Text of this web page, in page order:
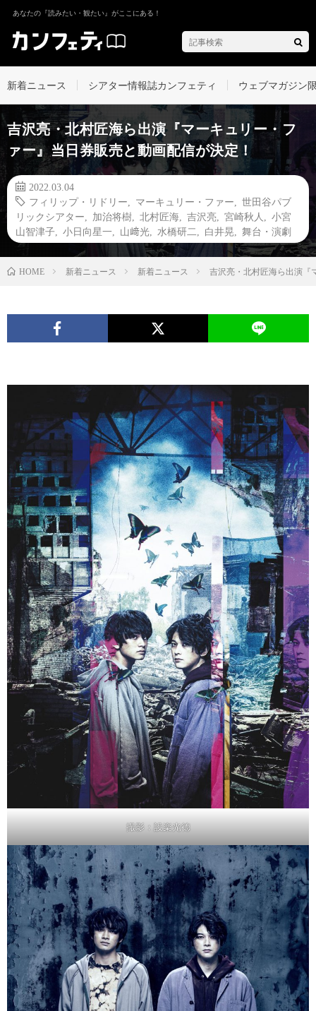
あなたの『読みたい・観たい』がここにある！
新着ニュース シアター情報誌カンフェティ ウェブマガジン
吉沢亮・北村匠海ら出演『マーキュリー・フ
ァー』当日券販売と動画配信が決定！
2022.03.04
フィリップ・リドリー
マーキュリー・ファー
世田谷パブ
リックシアター
加治将樹 北村匠海 吉沢亮 宮崎秋人
小宮
山智津子
小日向星一 山﨑光 水橋研二 白井晃 舞台・演劇
HOME 新着ニュース 新着ニュース 吉沢亮・北村匠海ら出演『
撮影：設楽光徳